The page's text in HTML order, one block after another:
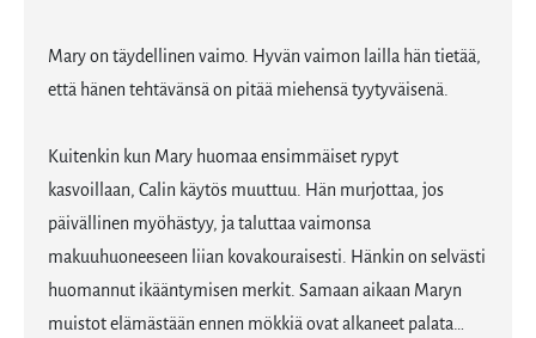
Mary on täydellinen vaimo. Hyvän vaimon lailla hän tietää,
että hänen tehtävänsä on pitää miehensä tyytyväisenä.
Kuitenkin kun Mary huomaa ensimmäiset rypyt
kasvoillaan, Calin käytös muuttuu. Hän murjottaa, jos
päivällinen myöhästyy, ja taluttaa vaimonsa
makuuhuoneeseen liian kovakouraisesti. Hänkin on selvästi
huomannut ikääntymisen merkit. Samaan aikaan Maryn
muistot elämästään ennen mökkiä ovat alkaneet palata…